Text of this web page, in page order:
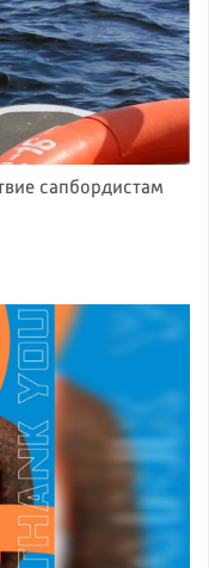
сапбордистам